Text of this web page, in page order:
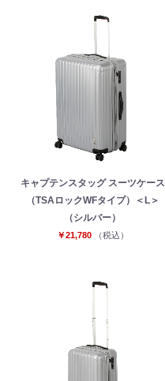
キャプテンスタッグ スーツケース
（TSAロックWFタイプ）＜L＞
（シルバー）
￥21,780 （税込）